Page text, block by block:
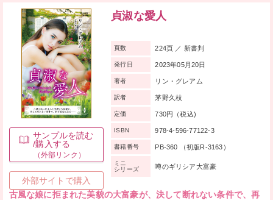
サンプルを読む
/購入する
（外部リンク）
外部サイトで購入
貞淑な愛人
古風な娘に拒まれた美貌の大富豪が、決して断れない条件で、再
頁数 224頁 ／ 新書判
発行日 2023年05月20日
著者 リン・グレアム
訳者 茅野久枝
定価 730円（税込)
ISBN 978-4-596-77122-3
書籍番号 PB-360 （初版R-3163）
ミニ
シリーズ
噂のギリシア大富豪